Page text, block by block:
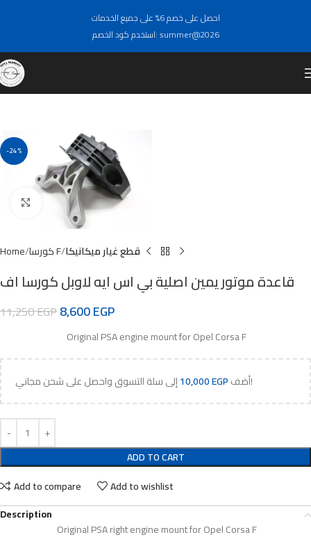
احصل على خصم 6% على جميع الخدمات
استخدم كود الخصم: summer@2026
-24%
Click to enlarge
Home كورسا F قطع غيار ميكانيكا
قاعدة موتور يمين اصلية بي اس ايه لاوبل كورسا اف
11,250EGP8,600EGP
Original PSA engine mount for Opel Corsa F
أضف 10,000EGP إلى سلة التسوق واحصل على شحن مجاني!
ADD TO CART
Add to compare
Add to wishlist
Description
Original PSA right engine mount for Opel Corsa F